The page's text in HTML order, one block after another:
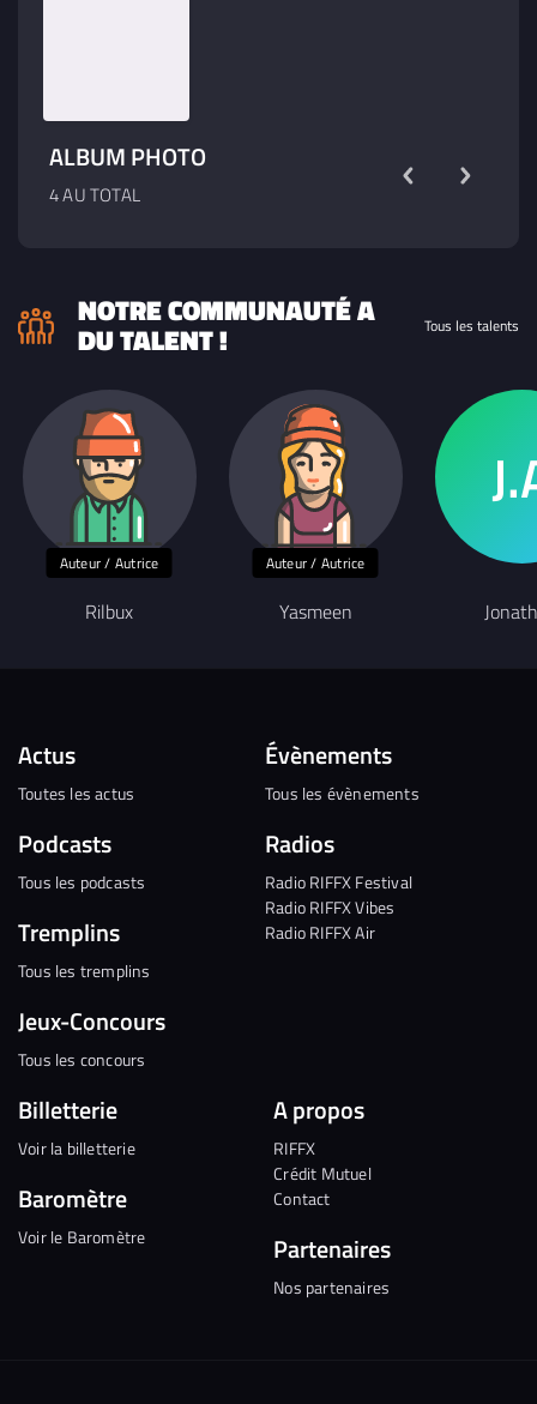
ALBUM PHOTO
4 AU TOTAL
NOTRE COMMUNAUTÉ A
DU TALENT ! Tous les talents
Auteur / Autrice
Rilbux
Auteur / Autrice
Yasmeen
Actus
Toutes les actus
Podcasts
Tous les podcasts
Tremplins
Tous les tremplins
Jeux-Concours
Tous les concours
Évènements
Tous les évènements
Radios
Radio RIFFX Festival
Radio RIFFX Vibes
Radio RIFFX Air
Billetterie
Voir la billetterie
Baromètre
Voir le Baromètre
A propos
RIFFX
Crédit Mutuel
Contact
Partenaires
Nos partenaires